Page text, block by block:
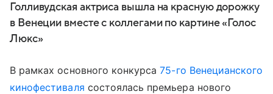
Голливудская актриса вышла на красную дорожку
в Венеции вместе с коллегами по картине «Голос
Люкс»
В рамках основного конкурса75-го Венецианского
кинофестиваля состоялась премьера нового